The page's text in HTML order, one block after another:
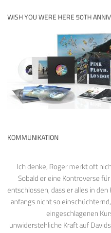
WISH YOU WERE HERE 50TH
KOMMUNIKATION
Ich denke, Roger merkt oft
Sobald er eine Kontroverse
entschlossen, dass er alles in
anfangs nicht so
eingeschlagenen
unwiderstehliche Kraft auf